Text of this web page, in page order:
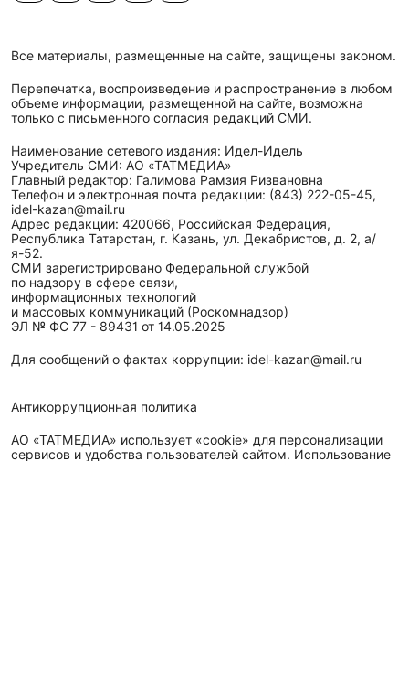
Все материалы, размещенные на сайте, защищены законом.
Перепечатка, воспроизведение и распространение в любом
объеме информации, размещенной на сайте, возможна
только с письменного согласия редакций СМИ.
Наименование сетевого издания: Идел-Идель
Учредитель СМИ: АО «ТАТМЕДИА»
Главный редактор: Галимова Рамзия Ризвановна
Телефон и электронная почта редакции: (843) 222-05-45,
idel-kazan@mail.ru
Адрес редакции: 420066, Российская Федерация,
Республика Татарстан, г. Казань, ул. Декабристов, д. 2, а/
я-52.
СМИ зарегистрировано Федеральной службой
по надзору в сфере связи,
информационных технологий
и массовых коммуникаций (Роскомнадзор)
ЭЛ № ФС 77 - 89431 от 14.05.2025
Для сообщений о фактах коррупции: idel-kazan@mail.ru
Антикоррупционная политика
АО «ТАТМЕДИА» использует «cookie» для персонализации
сервисов и удобства пользователей сайтом. Использование